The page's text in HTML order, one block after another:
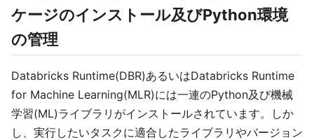
ケージのインストール及びPython環境
の管理
Databricks Runtime(DBR)あるいはDatabricks Runtime
for Machine Learning(MLR)には一連のPython及び機械
学習(ML)ライブラリがインストールされています。しか
し、実行したいタスクに適合したライブラリやバージョン